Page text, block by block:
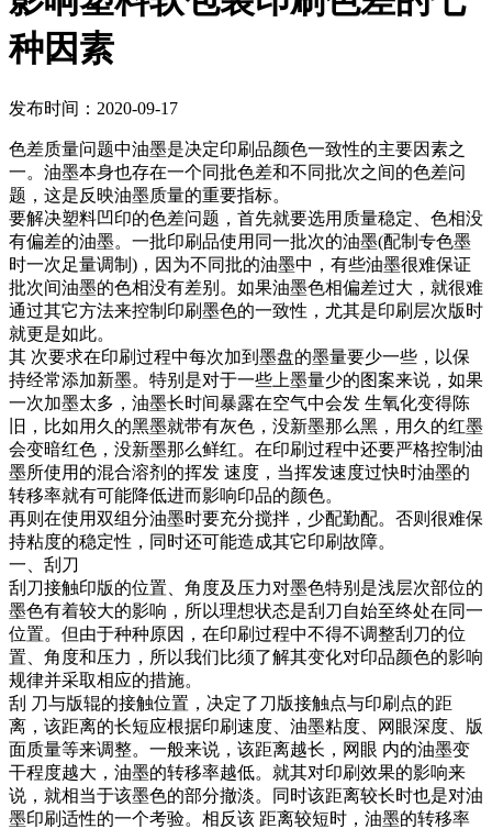
种因素
发布时间：2020-09-17
色差质量问题中油墨是决定印刷品颜色一致性的主要因素之
一。油墨本身也存在一个同批色差和不同批次之间的色差问
题，这是反映油墨质量的重要指标。
要解决塑料凹印的色差问题，首先就要选用质量稳定、色相没
有偏差的油墨。一批印刷品使用同一批次的油墨(配制专色墨
时一次足量调制)，因为不同批的油墨中，有些油墨很难保证
批次间油墨的色相没有差别。如果油墨色相偏差过大，就很难
通过其它方法来控制印刷墨色的一致性，尤其是印刷层次版时
就更是如此。
其 次要求在印刷过程中每次加到墨盘的墨量要少一些，以保
持经常添加新墨。特别是对于一些上墨量少的图案来说，如果
一次加墨太多，油墨长时间暴露在空气中会发 生氧化变得陈
旧，比如用久的黑墨就带有灰色，没新墨那么黑，用久的红墨
会变暗红色，没新墨那么鲜红。在印刷过程中还要严格控制油
墨所使用的混合溶剂的挥发 速度，当挥发速度过快时油墨的
转移率就有可能降低进而影响印品的颜色。
再则在使用双组分油墨时要充分搅拌，少配勤配。否则很难保
持粘度的稳定性，同时还可能造成其它印刷故障。
一、刮刀
刮刀接触印版的位置、角度及压力对墨色特别是浅层次部位的
墨色有着较大的影响，所以理想状态是刮刀自始至终处在同一
位置。但由于种种原因，在印刷过程中不得不调整刮刀的位
置、角度和压力，所以我们比须了解其变化对印品颜色的影响
规律并采取相应的措施。
刮 刀与版辊的接触位置，决定了刀版接触点与印刷点的距
离，该距离的长短应根据印刷速度、油墨粘度、网眼深度、版
面质量等来调整。一般来说，该距离越长，网眼 内的油墨变
干程度越大，油墨的转移率越低。就其对印刷效果的影响来
说，就相当于该墨色的部分撤淡。同时该距离较长时也是对油
墨印刷适性的一个考验。相反该 距离较短时，油墨的转移率